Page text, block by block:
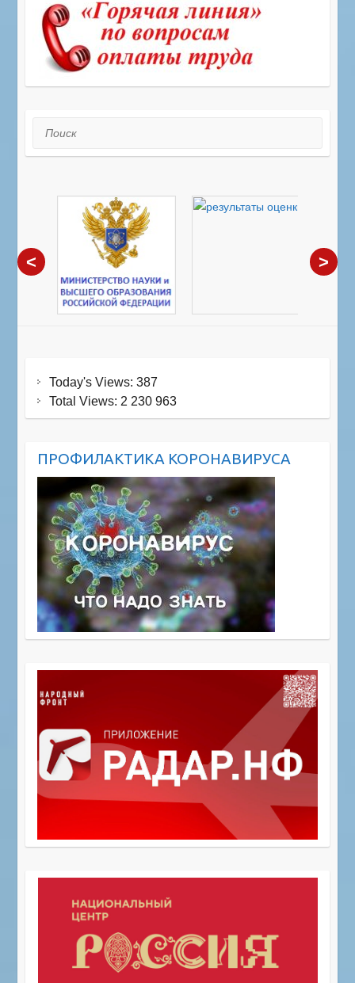
Поиск
< >
Today's Views:387
Total Views: 2 230 963
ПРОФИЛАКТИКА КОРОНАВИРУСА